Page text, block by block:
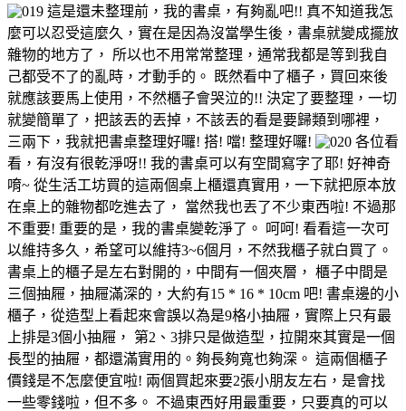
這是還未整理前，我的書桌，有夠亂吧!! 真不知道我怎
麼可以忍受這麼久，實在是因為沒當學生後，書桌就變成擺放
雜物的地方了， 所以也不用常常整理，通常我都是等到我自
己都受不了的亂時，才動手的。 既然看中了櫃子，買回來後
就應該要馬上使用，不然櫃子會哭泣的!! 決定了要整理，一切
就變簡單了，把該丟的丟掉，不該丟的看是要歸類到哪裡，
三兩下，我就把書桌整理好囉! 搭! 噹! 整理好囉!
各位看
看，有沒有很乾淨呀!! 我的書桌可以有空間寫字了耶! 好神奇
唷~ 從生活工坊買的這兩個桌上櫃還真實用，一下就把原本放
在桌上的雜物都吃進去了， 當然我也丟了不少東西啦! 不過那
不重要! 重要的是，我的書桌變乾淨了。 呵呵! 看看這一次可
以維持多久，希望可以維持3~6個月，不然我櫃子就白買了。
書桌上的櫃子是左右對開的，中間有一個夾層， 櫃子中間是
三個抽屜，抽屜滿深的，大約有15 * 16 * 10cm 吧! 書桌邊的小
櫃子，從造型上看起來會誤以為是9格小抽屜，實際上只有最
上排是3個小抽屜， 第2、3排只是做造型，拉開來其實是一個
長型的抽屜，都還滿實用的。夠長夠寬也夠深。 這兩個櫃子
價錢是不怎麼便宜啦! 兩個買起來要2張小朋友左右，是會找
一些零錢啦，但不多。 不過東西好用最重要，只要真的可以